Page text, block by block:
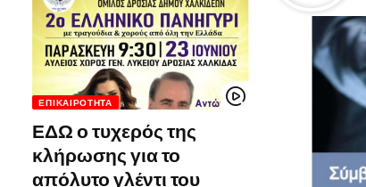
ΕΠΙΚΑΙΡΌΤΗΤΑ
ΕΔΩ ο τυχερός της
κλήρωσης για το
απόλυτο γλέντι του